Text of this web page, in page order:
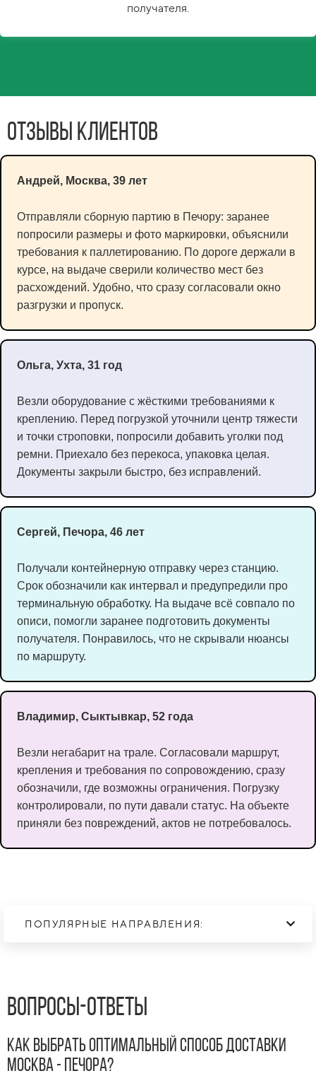
получателя.
Отзывы клиентов
Андрей, Москва, 39 лет
Отправляли сборную партию в Печору: заранее
попросили размеры и фото маркировки, объяснили
требования к паллетированию. По дороге держали в
курсе, на выдаче сверили количество мест без
расхождений. Удобно, что сразу согласовали окно
разгрузки и пропуск.
Ольга, Ухта, 31 год
Везли оборудование с жёсткими требованиями к
креплению. Перед погрузкой уточнили центр тяжести
и точки строповки, попросили добавить уголки под
ремни. Приехало без перекоса, упаковка целая.
Документы закрыли быстро, без исправлений.
Сергей, Печора, 46 лет
Получали контейнерную отправку через станцию.
Срок обозначили как интервал и предупредили про
терминальную обработку. На выдаче всё совпало по
описи, помогли заранее подготовить документы
получателя. Понравилось, что не скрывали нюансы
по маршруту.
Владимир, Сыктывкар, 52 года
Везли негабарит на трале. Согласовали маршрут,
крепления и требования по сопровождению, сразу
обозначили, где возможны ограничения. Погрузку
контролировали, по пути давали статус. На объекте
приняли без повреждений, актов не потребовалось.
ПОПУЛЯРНЫЕ НАПРАВЛЕНИЯ:
Вопросы-Ответы
Как выбрать оптимальный способ доставки
Москва - Печора?